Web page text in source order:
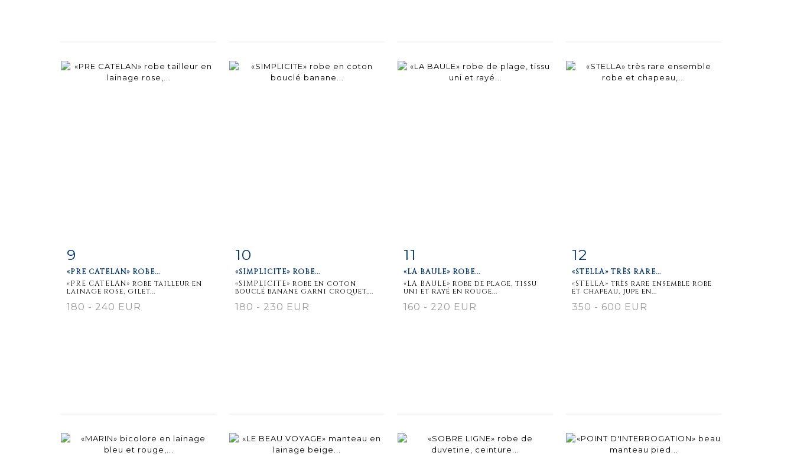
9
«PRE CATELAN» ROBE...
«PRE CATELAN» robe tailleur en
lainage rose, gilet...
180 - 240 EUR
Item detail
10
«SIMPLICITE» ROBE...
«SIMPLICITE» robe en coton
bouclé banane garni croquet,...
180 - 230 EUR
11
«LA BAULE» ROBE...
«LA BAULE» robe de plage, tissu
uni et rayé en rouge...
160 - 220 EUR
Item detail
12
«STELLA» TRÈS RARE...
«STELLA» très rare ensemble robe
et chapeau, jupe en...
350 - 600 EUR